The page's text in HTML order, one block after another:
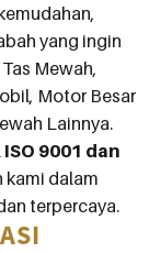
yang ingin
Mewah,
Motor Besar
Lainnya.
ISO 9001 dan
dalam
terpercaya.